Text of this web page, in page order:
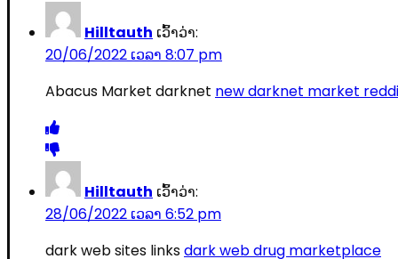
Hilltauth ເວົ້າວ່າ:
20/06/2022 ເວລາ 8:07 pm
Abacus Market darknet new darknet market
Hilltauth ເວົ້າວ່າ:
28/06/2022 ເວລາ 6:52 pm
dark web sites linksdark web drug marketplace